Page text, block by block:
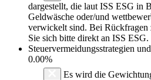
dargestellt, die laut ISS ESG in
Geldwäsche oder/und
verwickelt sind. Bei Rückfragen
Sie sich bitte direkt an ISS
Steuervermeidungsstrategien
0.00%
Es wird die